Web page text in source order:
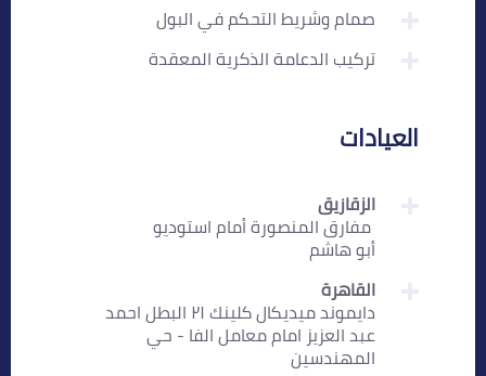
صمام وشريط التحكم في البول
تركيب الدعامة الذكرية المعقدة
العيادات
الزقازيق
‏ مفارق المنصورة أمام استوديو
أبو هاشم
القاهرة
دايموند ميديكال كلينك ٢١ البطل احمد
عبد العزيز امام معامل الفا - حي
المهندسين